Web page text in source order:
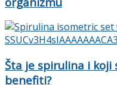
Šta je spirulina i koji
benefiti?